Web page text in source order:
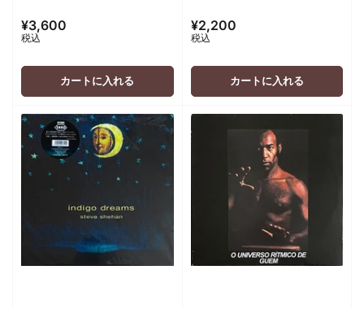
通
常
価
¥3,600
税込
カートに入れる
通
常
価
¥2,200
税込
カートに入れる